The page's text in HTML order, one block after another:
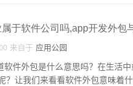
于软件公司吗,app开发外包
来自于 应用公园
软件外包是什么意思吗？在生活